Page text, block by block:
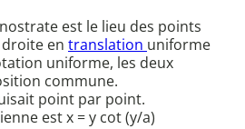
est le lieu des points
en translation uniforme
uniforme, les deux
commune.
point par point.
est x = y cot (y/a)